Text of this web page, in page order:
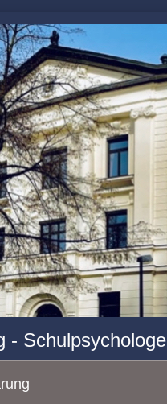
- Schulpsychologe